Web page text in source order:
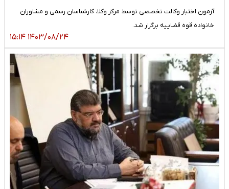
آزمون اختبار وکالت تخصصی توسط مرکز وکلا، کارشناسان رسمی و مشاوران
خانواده قوه قضاییه برگزار شد.
۱۴۰۳/۰۸/۲۴ ۱۵:۱۴